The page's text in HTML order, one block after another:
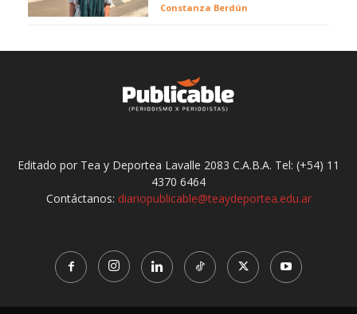
Constanza Berdún
Editado por Tea y Deportea Lavalle 2083 C.A.B.A. Tel: (+54) 11
4370 6464
Contáctanos: diariopublicable@teaydeportea.edu.ar